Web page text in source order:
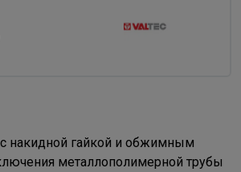
накидной гайкой и обжимным
металлополимерной трубы